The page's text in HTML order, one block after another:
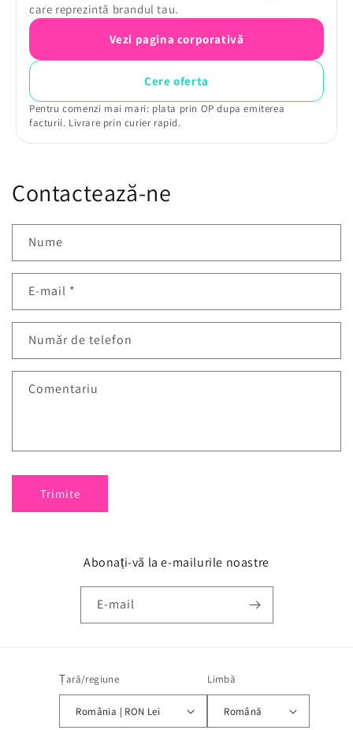
care reprezintă brandul tau.
Vezi pagina corporativă
Cere oferta
Pentru comenzi mai mari: plata prin OP dupa emiterea
facturii. Livrare prin curier rapid.
Contactează-ne
Nume
E-mail *
Număr de telefon
Comentariu
Trimite
Abonați-vă la e-mailurile noastre
E-mail
Țară/regiune
România | RON Lei
Limbă
Română